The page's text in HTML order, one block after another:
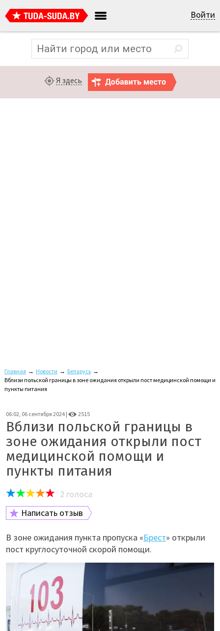
Войти
Я здесь
Главная → Новости → Беларусь →
Вблизи польской границы в зоне ожидания открыли пост медицинской помощи и
пункты питания
06:02, 06 сентября 2024 | 2515
Вблизи польской границы в
зоне ожидания открыли пост
медицинской помощи и
пункты питания
2 голоса
Написать отзыв
В зоне ожидания пункта пропуска «Брест» открыли
пост круглосуточной скорой помощи.